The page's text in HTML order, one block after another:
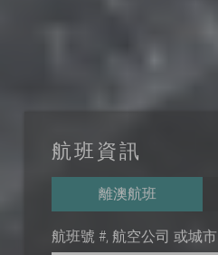
航班資訊
離澳航班
航班號 #, 航空公司 或城市